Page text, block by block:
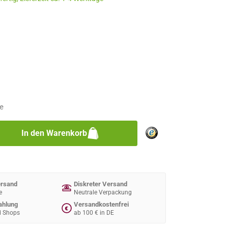
Gib den gewünschten Wert ein
In den Warenkorb
Diskreter Versand
Neutrale Verpackung
Shops
€
Versandkostenfrei
ab 100 € in DE